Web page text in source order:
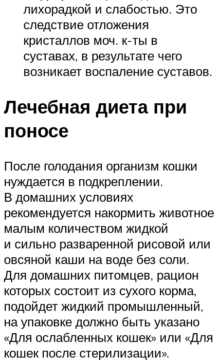
лихорадкой и слабостью. Это
следствие отложения
кристаллов моч. к-ты в
суставах, в результате чего
возникает воспаление суставов.
Лечебная диета при
поносе
После голодания организм кошки
нуждается в подкреплении.
В домашних условиях
рекомендуется накормить животное
малым количеством жидкой
и сильно разваренной рисовой или
овсяной каши на воде без соли.
Для домашних питомцев, рацион
которых состоит из сухого корма,
подойдет жидкий промышленный,
на упаковке должно быть указано
«Для ослабленных кошек» или «Для
кошек после стерилизации».